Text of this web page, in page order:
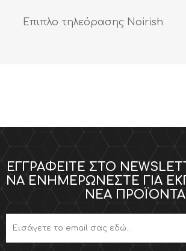
Επιπλο τηλεόρασης Noirish
ΕΓΓΡΑΦΕΊΤΕ ΣΤΟ
ΝΑ ΕΝΗΜΕΡΏΝΕΣΤΕ ΓΙΑ
ΝΈΑ ΠΡΟΪΌΝΤΑ